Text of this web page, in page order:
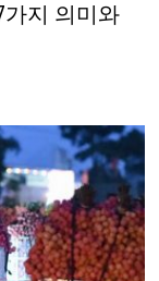
가지 의미와